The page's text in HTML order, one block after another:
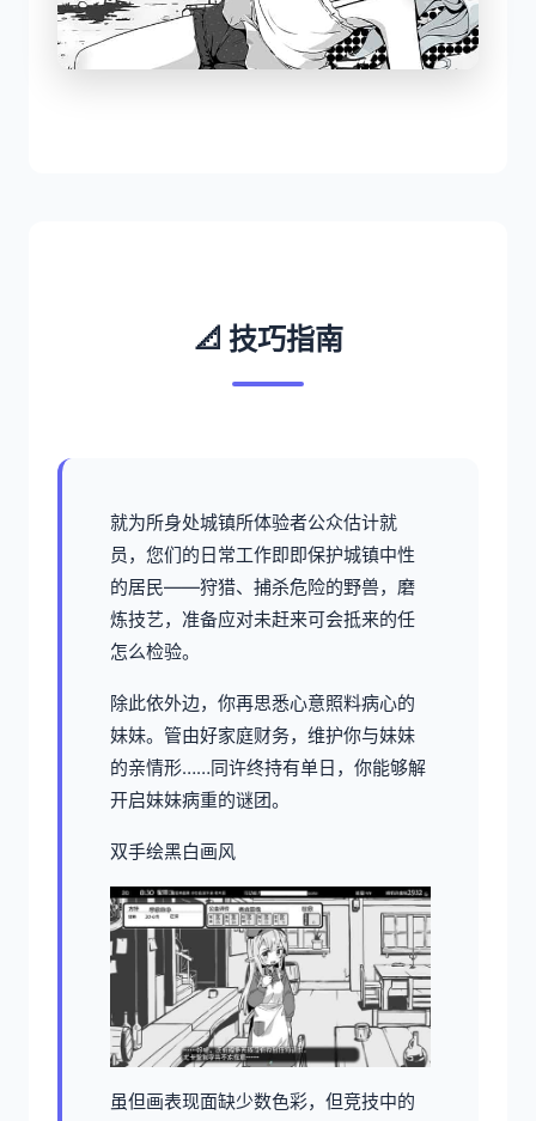
📐 技巧指南
就为所身处城镇所体验者公众估计就
员，您们的日常工作即即保护城镇中性
的居民——狩猎、捕杀危险的野兽，磨
炼技艺，准备应对未赶来可会抵来的任
怎么检验。
除此依外边，你再思悉心意照料病心的
妹妹。管由好家庭财务，维护你与妹妹
的亲情形……同许终持有单日，你能够解
开启妹妹病重的谜团。
双手绘黑白画风
虽但画表现面缺少数色彩，但竞技中的